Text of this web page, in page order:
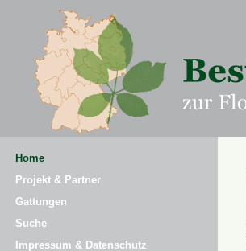
Home
Projekt & Partner
Gattungen
Suche
Impressum & Datenschutz